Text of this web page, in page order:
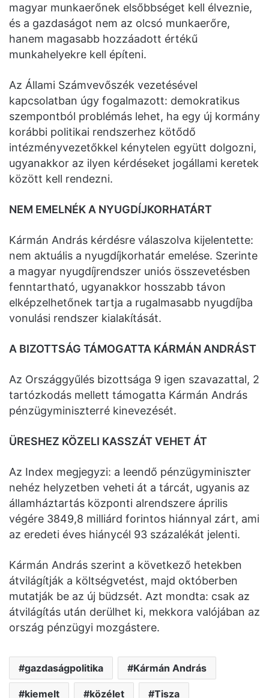
magyar munkaerőnek elsőbbséget kell élveznie,
és a gazdaságot nem az olcsó munkaerőre,
hanem magasabb hozzáadott értékű
munkahelyekre kell építeni.
Az Állami Számvevőszék vezetésével
kapcsolatban úgy fogalmazott: demokratikus
szempontból problémás lehet, ha egy új kormány
korábbi politikai rendszerhez kötődő
intézményvezetőkkel kénytelen együtt dolgozni,
ugyanakkor az ilyen kérdéseket jogállami keretek
között kell rendezni.
NEM EMELNÉK A NYUGDÍJKORHATÁRT
Kármán András kérdésre válaszolva kijelentette:
nem aktuális a nyugdíjkorhatár emelése. Szerinte
a magyar nyugdíjrendszer uniós összevetésben
fenntartható, ugyanakkor hosszabb távon
elképzelhetőnek tartja a rugalmasabb nyugdíjba
vonulási rendszer kialakítását.
A BIZOTTSÁG TÁMOGATTA KÁRMÁN ANDRÁST
Az Országgyűlés bizottsága 9 igen szavazattal, 2
tartózkodás mellett támogatta Kármán András
pénzügyminiszterré kinevezését.
ÜRESHEZ KÖZELI KASSZÁT VEHET ÁT
Az Index megjegyzi: a leendő pénzügyminiszter
nehéz helyzetben veheti át a tárcát, ugyanis az
államháztartás központi alrendszere április
végére 3849,8 milliárd forintos hiánnyal zárt, ami
az eredeti éves hiánycél 93 százalékát jelenti.
Kármán András szerint a következő hetekben
átvilágítják a költségvetést, majd októberben
mutatják be az új büdzsét. Azt mondta: csak az
átvilágítás után derülhet ki, mekkora valójában az
ország pénzügyi mozgástere.
gazdaságpolitika Kármán András
kiemelt közélet Tisza